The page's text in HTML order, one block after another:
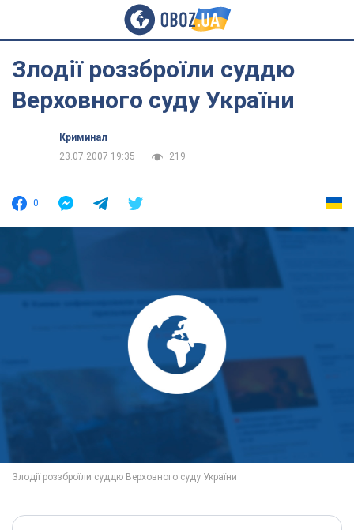
Злодії роззброїли суддю
Верховного суду України
Криминал
23.07.2007 19:35
219
0